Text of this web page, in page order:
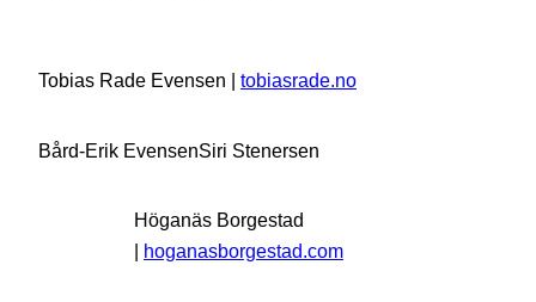
Tobias Rade Evensen | tobiasrade.no
Bård-Erik EvensenSiri Stenersen
Höganäs Borgestad
| hoganasborgestad.com